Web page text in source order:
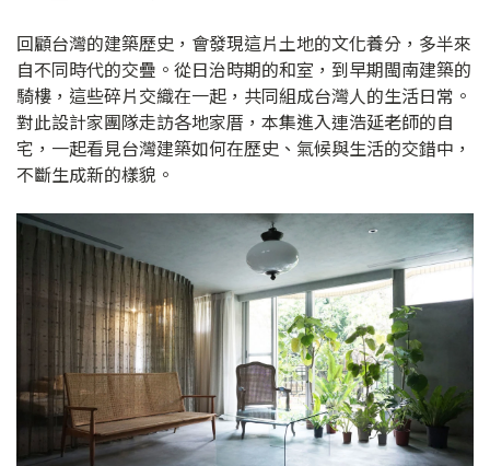
回顧台灣的建築歷史，會發現這片土地的文化養分，多半來
自不同時代的交疊。從日治時期的和室，到早期閩南建築的
騎樓，這些碎片交織在一起，共同組成台灣人的生活日常。
對此設計家團隊走訪各地家厝，本集進入連浩延老師的自
宅，一起看見台灣建築如何在歷史、氣候與生活的交錯中，
不斷生成新的樣貌。